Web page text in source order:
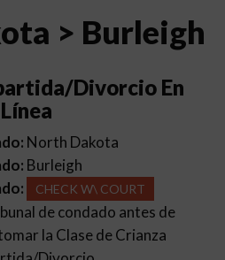
> Burleigh
Divorcio En
Línea
North Dakota
Burleigh
CHECK W\ COURT
de condado antes de
la Clase de Crianza